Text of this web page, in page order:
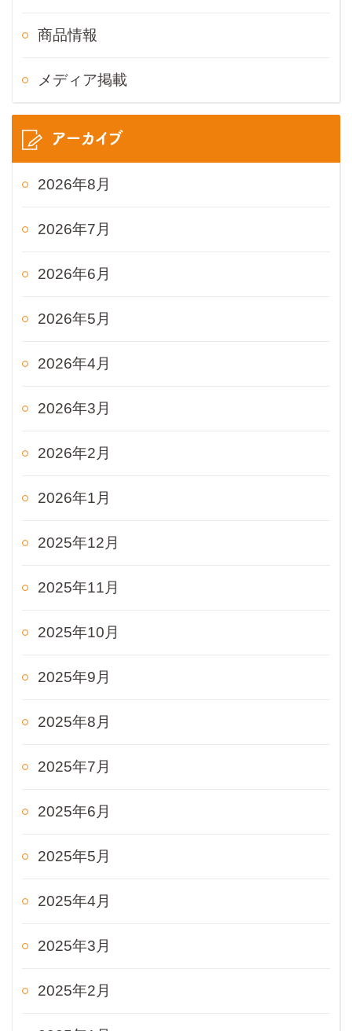
商品情報
メディア掲載
アーカイブ
2026年8月
2026年7月
2026年6月
2026年5月
2026年4月
2026年3月
2026年2月
2026年1月
2025年12月
2025年11月
2025年10月
2025年9月
2025年8月
2025年7月
2025年6月
2025年5月
2025年4月
2025年3月
2025年2月